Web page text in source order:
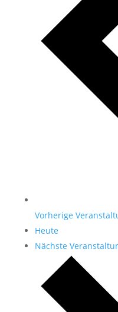
Vorherige
Heute
Nächste